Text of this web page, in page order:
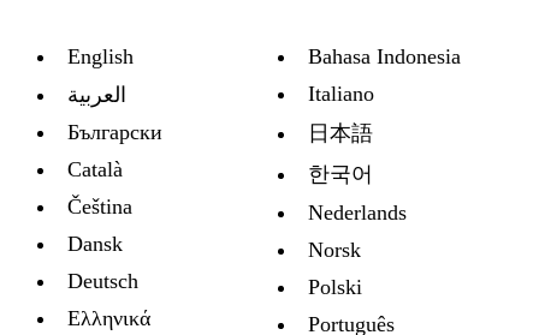
English
العربية
Български
Català
Čeština
Dansk
Deutsch
Ελληνικά
Bahasa Indonesia
Italiano
日本語
한국어
Nederlands
Norsk
Polski
Português